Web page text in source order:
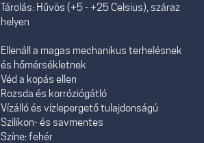
Tárolás: Hűvös (+5 - +25 Celsius), száraz
helyen
Ellenáll a magas mechanikus terhelésnek
és hőmérsékletnek
Véd a kopás ellen
Rozsda és korróziógátló
Vízálló és vízlepergető tulajdonságú
Szilikon- és savmentes
Színe: fehér